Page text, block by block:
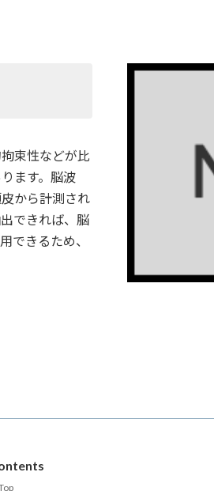
束性などが比
ます。脳波
から計測され
できれば、脳
できるため、